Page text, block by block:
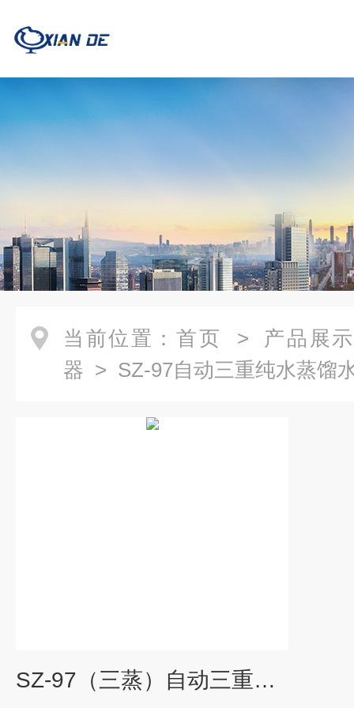
当前位置： 首页 > 产品展示
器 > SZ-97自动三重纯水蒸馏
SZ-97（三蒸）自动三重纯水蒸馏器